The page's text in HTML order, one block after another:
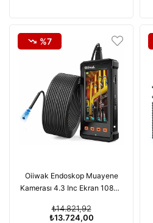
Oiiwak Endoskop Muayene
Kamerası 4.3 Inc Ekran 1080P
₺13.724,00
₺14.821,92
%7